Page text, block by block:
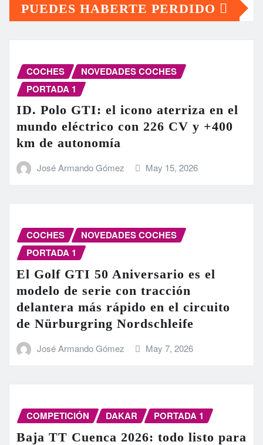
PUEDES HABERTE PERDIDO
COCHES
NOVEDADES COCHES
PORTADA 1
ID. Polo GTI: el icono aterriza en el
mundo eléctrico con 226 CV y +400
km de autonomía
José Armando Gómez May 15, 2026
COCHES
NOVEDADES COCHES
PORTADA 1
El Golf GTI 50 Aniversario es el
modelo de serie con tracción
delantera más rápido en el circuito
de Nürburgring Nordschleife
José Armando Gómez May 7, 2026
COMPETICIÓN DAKAR PORTADA 1
Baja TT Cuenca 2026: todo listo para